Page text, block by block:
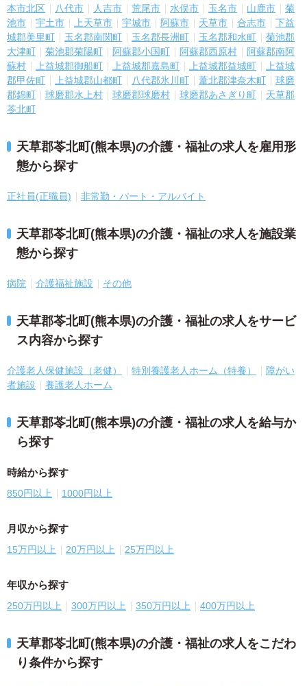
本市北区
八代市 人吉市 荒尾市 水俣市 玉名市 山鹿市
菊
池市
宇土市 上天草市 宇城市 阿蘇市 天草市 合志市
下益
城郡美里町
玉名郡南関町 玉名郡長洲町 玉名郡和水町
菊池郡
大津町
菊池郡菊陽町 阿蘇郡小国町 阿蘇郡西原村
阿蘇郡南阿
蘇村
上益城郡御船町 上益城郡嘉島町 上益城郡益城町
上益城
郡甲佐町
上益城郡山都町 八代郡氷川町 葦北郡津奈木町
球磨
郡錦町
球磨郡水上村 球磨郡球磨村 球磨郡あさぎり町
天草郡
苓北町
天草郡苓北町(熊本県)の介護・福祉の求人を雇用形
態から探す
正社員(正職員) 非常勤・パート・アルバイト
天草郡苓北町(熊本県)の介護・福祉の求人を施設業
態から探す
病院 介護福祉施設 その他
天草郡苓北町(熊本県)の介護・福祉の求人をサービ
ス内容から探す
介護老人保健施設（老健） 特別養護老人ホーム（特養）
障がい
者施設
養護老人ホーム
天草郡苓北町(熊本県)の介護・福祉の求人を給与か
ら探す
時給から探す
850円以上 1000円以上
月収から探す
15万円以上 20万円以上 25万円以上
年収から探す
250万円以上 300万円以上 350万円以上 400万円以上
天草郡苓北町(熊本県)の介護・福祉の求人をこだわ
り条件から探す